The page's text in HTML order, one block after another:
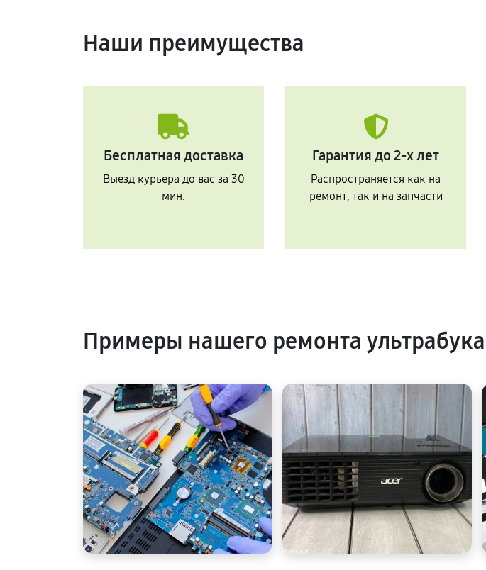
Наши преимущества
Бесплатная доставка
Выезд курьера до вас за 30
мин.
Гарантия до 2-х лет
Распространяется как на
ремонт, так и на запчасти
Примеры нашего ремонта ультрабука